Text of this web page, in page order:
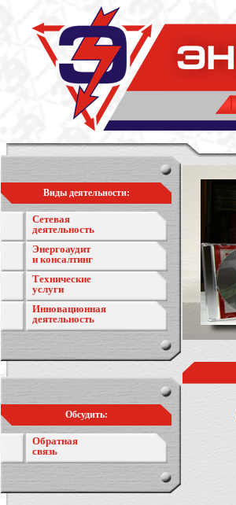
Виды деятельности:
Сетевая
деятельность
Энергоаудит
и консалтинг
Технические
услуги
Инновационная
деятельность
Обсудить:
Обратная
связь